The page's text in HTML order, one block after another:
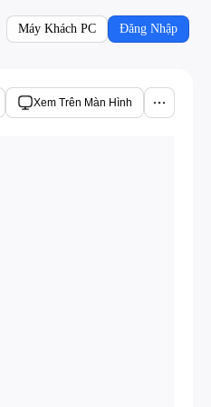
Máy Khách PC Đăng Nhập
Xem Trên Màn Hình